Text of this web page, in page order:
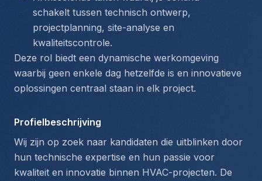
schakelt tussen technisch ontwerp,
projectplanning, site-analyse en
kwaliteitscontrole.
Deze rol biedt een dynamische werkomgeving
waarbij geen enkele dag hetzelfde is en innovatieve
oplossingen centraal staan in elk project.
Profielbeschrijving
Wij zijn op zoek naar kandidaten die uitblinken door
hun technische expertise en hun passie voor
kwaliteit en innovatie binnen HVAC-projecten. De